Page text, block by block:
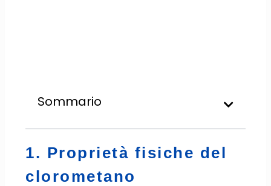
Sommario
1. Proprietà fisiche del
clorometano